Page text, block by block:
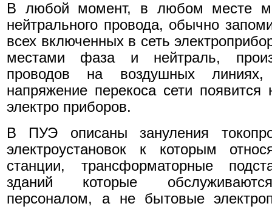
В любой момент, в любом месте
нейтрального провода, обычно
всех включенных в сеть
местами фаза и нейтраль,
проводов на воздушных
напряжение перекоса сети появится
электро приборов.
В ПУЭ описаны зануления
электроустановок к которым
станции, трансформаторные
зданий которые
персоналом, а не бытовые